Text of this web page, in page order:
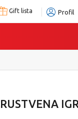
Gift lista Profil